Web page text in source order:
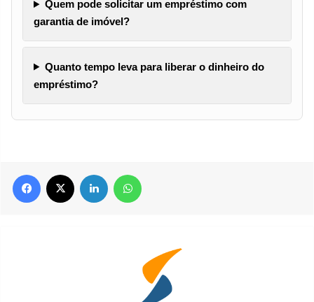
Quem pode solicitar um empréstimo com
garantia de imóvel?
Quanto tempo leva para liberar o dinheiro do
empréstimo?
Facebook Linkedin